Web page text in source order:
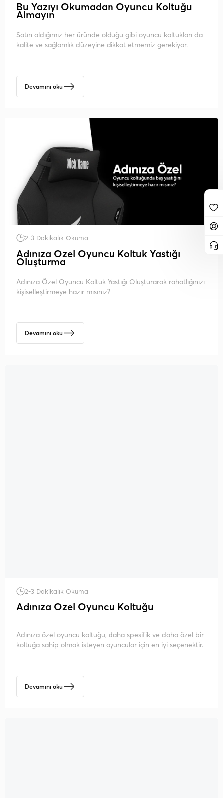
Bu Yazıyı Okumadan Oyuncu Koltuğu
Almayın
Satın aldığımız her üründe olduğu gibi oyuncu koltukları da
kalite ve sağlamlık düzeyine dikkat etmemiz gerekiyor.
Devamını oku
2-3 Dakikalık Okuma
Adınıza Özel Oyuncu Koltuk Yastığı
Oluşturma
Adınıza Özel Oyuncu Koltuk Yastığı Oluşturarak rahatlığınızı
kişiselleştirmeye hazır mısınız?
Devamını oku
2-3 Dakikalık Okuma
Adınıza Özel Oyuncu Koltuğu
Adınıza özel oyuncu koltuğu, daha spesifik ve daha özel bir
koltuğa sahip olmak isteyen oyuncular için en iyi seçenektir.
Devamını oku